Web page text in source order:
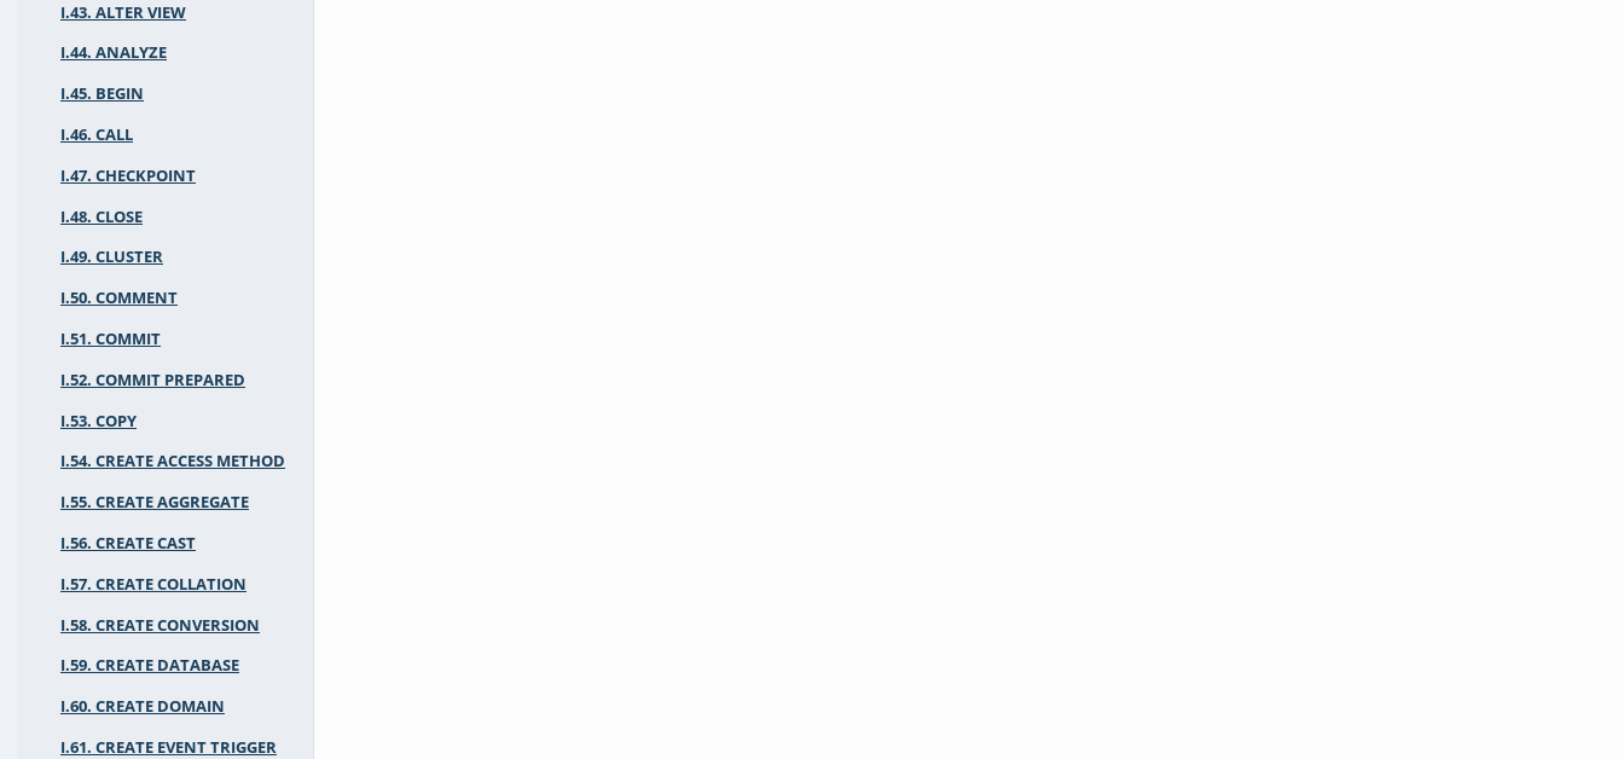
I.43. ALTER VIEW
I.44. ANALYZE
I.45. BEGIN
I.46. CALL
I.47. CHECKPOINT
I.48. CLOSE
I.49. CLUSTER
I.50. COMMENT
I.51. COMMIT
I.52. COMMIT PREPARED
I.53. COPY
I.54. CREATE ACCESS METHOD
I.55. CREATE AGGREGATE
I.56. CREATE CAST
I.57. CREATE COLLATION
I.58. CREATE CONVERSION
I.59. CREATE DATABASE
I.60. CREATE DOMAIN
I.61. CREATE EVENT TRIGGER